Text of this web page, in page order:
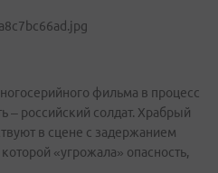
фильма в процесс
– российский солдат. Храбрый
в сцене с задержанием
«угрожала» опасность,